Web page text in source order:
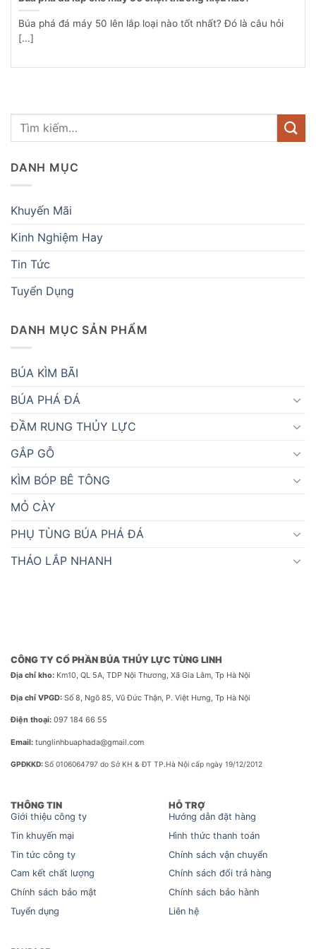
Búa phá đá máy 50 lên lắp loại nào tốt nhất? Đó là câu hỏi
[...]
DANH MỤC
Khuyến Mãi
Kinh Nghiệm Hay
Tin Tức
Tuyển Dụng
DANH MỤC SẢN PHẨM
BÚA KÌM BÃI
BÚA PHÁ ĐÁ
ĐẦM RUNG THỦY LỰC
GẮP GỖ
KÌM BÓP BÊ TÔNG
MỎ CÀY
PHỤ TÙNG BÚA PHÁ ĐÁ
THÁO LẮP NHANH
CÔNG TY CỔ PHẦN BÚA THỦY LỰC TÙNG LINH
Địa chỉ kho: Km10, QL 5A, TDP Nội Thương, Xã Gia Lâm, Tp Hà Nội
Địa chỉ VPGD: Số 8, Ngõ 85, Vũ Đức Thận, P. Việt Hưng, Tp Hà Nội
Điện thoại: 097 184 66 55
Email: tunglinhbuaphada@gmail.com
GPĐKKD:Số 0106064797 do Sở KH & ĐT TP.Hà Nội cấp ngày 19/12/2012
THÔNG TIN
Giới thiệu công ty
Tin khuyến mại
Tin tức công ty
Cam kết chất lượng
Chính sách bảo mật
Tuyển dụng
HỖ TRỢ
Hướng dẫn đặt hàng
Hình thức thanh toán
Chính sách vận chuyển
Chính sách đổi trả hàng
Chính sách bảo hành
Liên hệ